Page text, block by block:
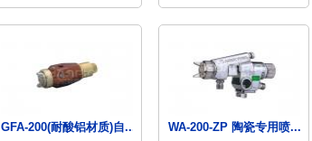
GFA-200(耐酸铝材质)自... WA-200-ZP 陶瓷专用喷...